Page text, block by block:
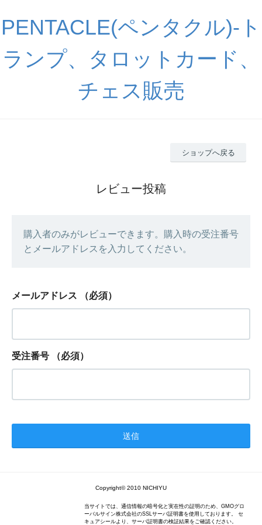
PENTACLE(ペンタクル)-ト
ランプ、タロットカード、
チェス販売
ショップへ戻る
レビュー投稿
購入者のみがレビューできます。購入時の受注番号
とメールアドレスを入力してください。
メールアドレス （必須）
受注番号 （必須）
Copyright© 2010 NICHIYU
当サイトでは、通信情報の暗号化と実在性の証明のため、GMOグロ
ーバルサイン株式会社のSSLサーバ証明書を使用しております。 セ
キュアシールより、サーバ証明書の検証結果をご確認ください。